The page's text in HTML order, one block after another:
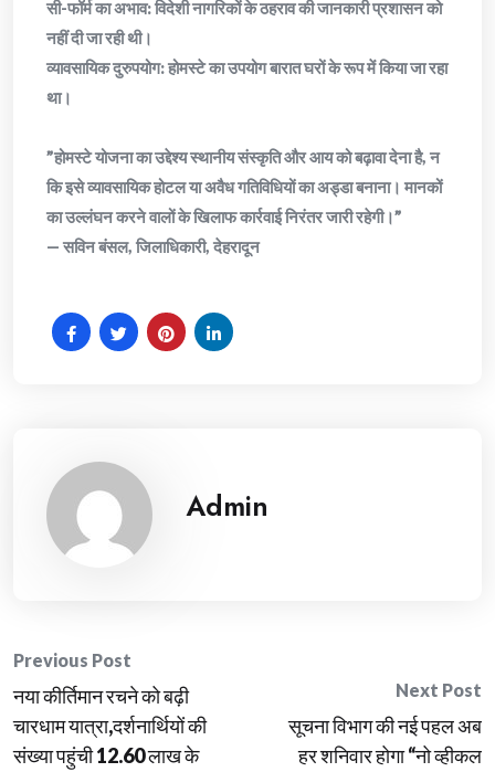
​सी-फॉर्म का अभाव: विदेशी नागरिकों के ठहराव की जानकारी प्रशासन को
नहीं दी जा रही थी।
​व्यावसायिक दुरुपयोग: होमस्टे का उपयोग बारात घरों के रूप में किया जा रहा
था।
​”होमस्टे योजना का उद्देश्य स्थानीय संस्कृति और आय को बढ़ावा देना है, न
कि इसे व्यावसायिक होटल या अवैध गतिविधियों का अड्डा बनाना। मानकों
का उल्लंघन करने वालों के खिलाफ कार्रवाई निरंतर जारी रहेगी।”
— सविन बंसल, जिलाधिकारी, देहरादून
Admin
Post
navigation
Previous Post
नया कीर्तिमान रचने को बढ़ी
चारधाम यात्रा,दर्शनार्थियों की
संख्या पहुंची 12.60 लाख के
Next Post
सूचना विभाग की नई पहल अब
हर शनिवार होगा “नो व्हीकल